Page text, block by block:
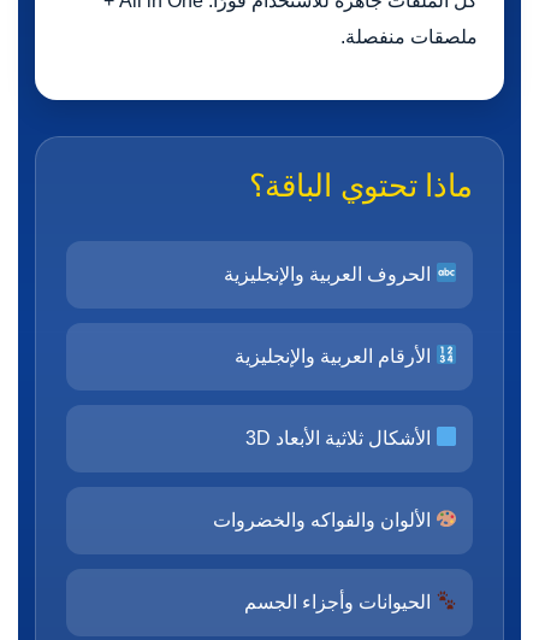
ملصقات منفصلة.
ماذا تحتوي الباقة؟
الحروف العربية والإنجليزية
الأرقام العربية والإنجليزية
الأشكال ثلاثية الأبعاد 3D
الألوان والفواكه والخضروات
الحيوانات وأجزاء الجسم